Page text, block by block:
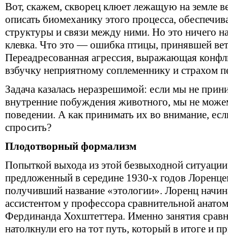
Вот, скажем, скворец клюет лежащую на земле
описать биомеханику этого процесса,
структуры и связи между ними. Но это ничего
клевка. Что это — ошибка птицы, принявшей
Переадресованная агрессия, выражающая
взбучку неприятному соплеменнику и страхом
Задача казалась неразрешимой: если мы не
внутренние побуждения животного, мы не
поведении. А как принимать их во внимание,
спросить?
Плодотворный формализм
Попыткой выхода из этой безвыходной
предложенный в середине 1930-х годов
получивший название «этологии». Лоренц
ассистентом у профессора сравнительной
Фердинанда Хохштеттера. Именно занятия
натолкнули его на тот путь, который в итоге и